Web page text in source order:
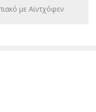
με Αϊντχόφεν